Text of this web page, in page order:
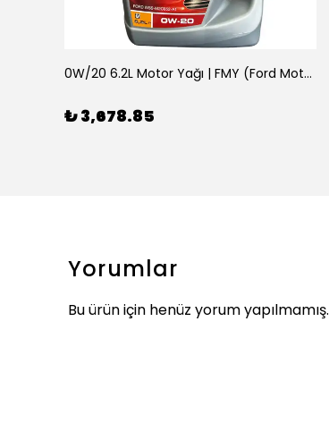
0W/20 6.2L Motor Yağı | FMY (Ford Motor Yağları)
₺ 3,678.85
Yorumlar
Bu ürün için henüz yorum yapılmamış.